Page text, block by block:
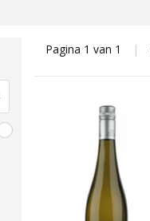
Pagina 1 van 1 |